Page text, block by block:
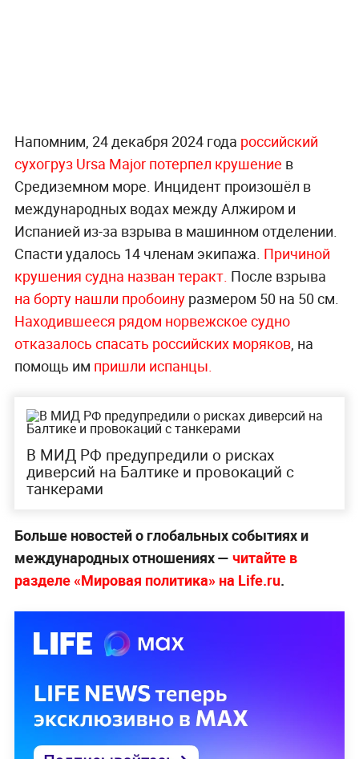
Напомним, 24 декабря 2024 года российский
сухогруз Ursa Major потерпел крушение в
Средиземном море. Инцидент произошёл в
международных водах между Алжиром и
Испанией из-за взрыва в машинном отделении.
Спасти удалось 14 членам экипажа. Причиной
крушения судна назван теракт. После взрыва
на борту нашли пробоинуразмером 50 на 50 см.
Находившееся рядом норвежское судно
отказалось спасать российских моряков, на
помощь им пришли испанцы.
В МИД РФ предупредили о рисках
диверсий на Балтике и провокаций с
танкерами
Больше новостей о глобальных событиях и
международных отношениях — читайте в
разделе «Мировая политика» на Life.ru.